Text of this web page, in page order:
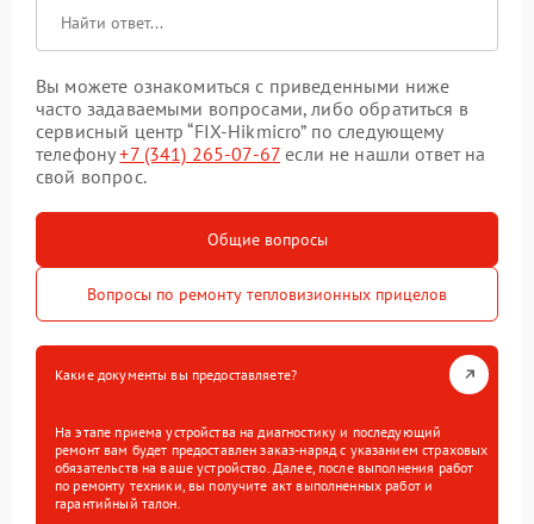
Вы можете ознакомиться с приведенными ниже
часто задаваемыми вопросами, либо обратиться в
сервисный центр “FIX-Hikmicro” по следующему
телефону+7 (341) 265-07-67 если не нашли ответ на
свой вопрос.
Общие вопросы
Вопросы по ремонту тепловизионных прицелов
Какие документы вы предоставляете?
На этапе приема устройства на диагностику и последующий
ремонт вам будет предоставлен заказ-наряд с указанием страховых
обязательств на ваше устройство. Далее, после выполнения работ
по ремонту техники, вы получите акт выполненных работ и
гарантийный талон.